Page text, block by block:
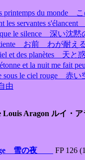
printemps du monde
les servantes
que le silence 深い沈黙
お前 わが耐え
et des planètes 天と
et la nuit me
sous le ciel rouge 赤
由
Louis Aragon ルイ・
雪の夜 FP 126